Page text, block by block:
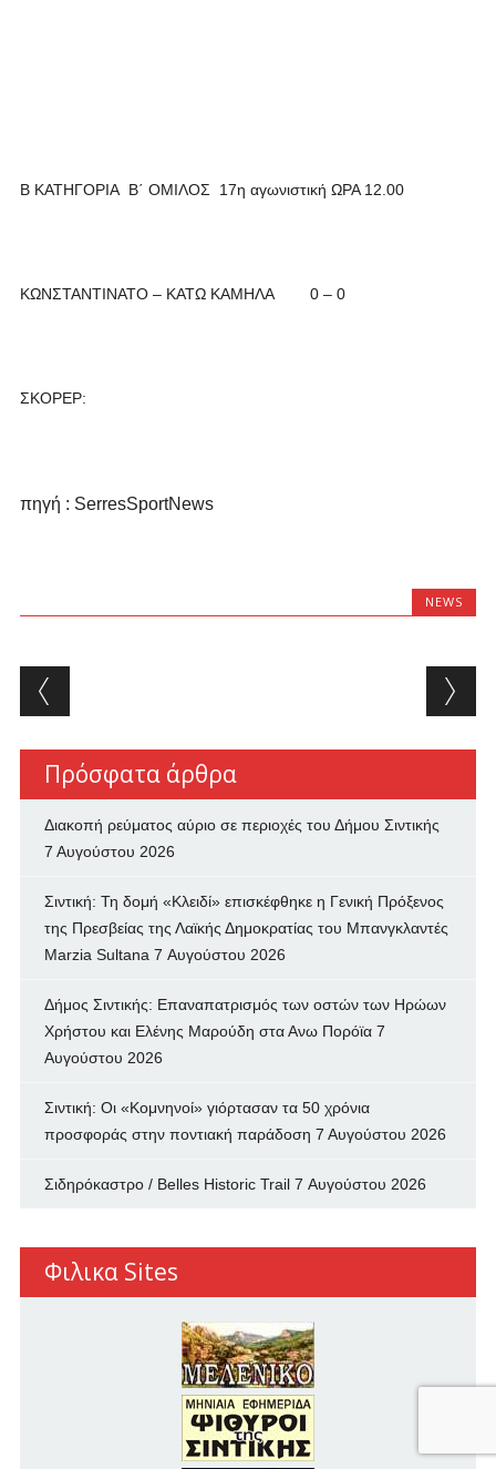
Β ΚΑΤΗΓΟΡΙΑ Β΄ ΟΜΙΛΟΣ 17η αγωνιστική ΩΡΑ 12.00
ΚΩΝΣΤΑΝΤΙΝΑΤΟ – ΚΑΤΩ ΚΑΜΗΛΑ 0 – 0
ΣΚΟΡΕΡ:
πηγή : SerresSportNews
NEWS
Post navigation
Πρόσφατα άρθρα
Διακοπή ρεύματος αύριο σε περιοχές του Δήμου Σιντικής
7 Αυγούστου 2026
Σιντική: Τη δομή «Κλειδί» επισκέφθηκε η Γενική Πρόξενος
της Πρεσβείας της Λαϊκής Δημοκρατίας του Μπανγκλαντές
Marzia Sultana 7 Αυγούστου 2026
Δήμος Σιντικής: Επαναπατρισμός των oστών των Ηρώων
Χρήστου και Ελένης Μαρούδη στα Ανω Πορόϊα 7
Αυγούστου 2026
Σιντική: Οι «Κομνηνοί» γιόρτασαν τα 50 χρόνια
προσφοράς στην ποντιακή παράδοση 7 Αυγούστου 2026
Σιδηρόκαστρο / Belles Historic Trail 7 Αυγούστου 2026
Φιλικα Sites